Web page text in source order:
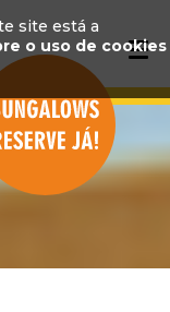
site está a
o uso de cookies